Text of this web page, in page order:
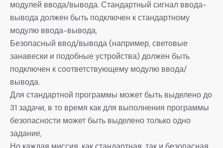
модулей ввода/вывода. Стандартный сигнал ввода-
вывода должен быть подключен к стандартному
модулю ввода-вывода,
Безопасный ввод/вывода (например, световые
занавески и подобные устройства) должен быть
подключен к соответствующему модулю ввода/
вывода.
Для стандартной программы может быть выделено до
31 задачи, в то время как для выполнения программы
безопасности может быть выделено только одно
задание,